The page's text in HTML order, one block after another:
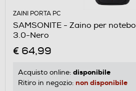
ZAINI PORTA PC
SAMSONITE - Zaino per
3.0-Nero
€ 64,99
Acquisto online: disponibile
Ritiro in negozio: non disponibile